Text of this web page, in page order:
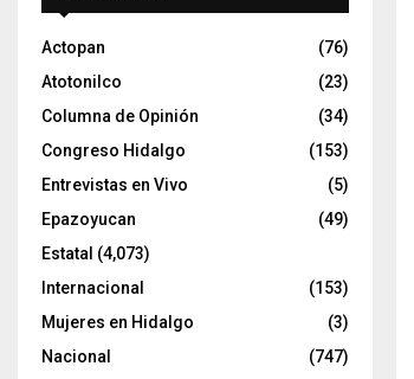
Actopan
(76)
Atotonilco
(23)
Columna de Opinión
(34)
Congreso Hidalgo
(153)
Entrevistas en Vivo
(5)
Epazoyucan
(49)
Estatal (4,073)
Internacional
(153)
Mujeres en Hidalgo
(3)
Nacional
(747)